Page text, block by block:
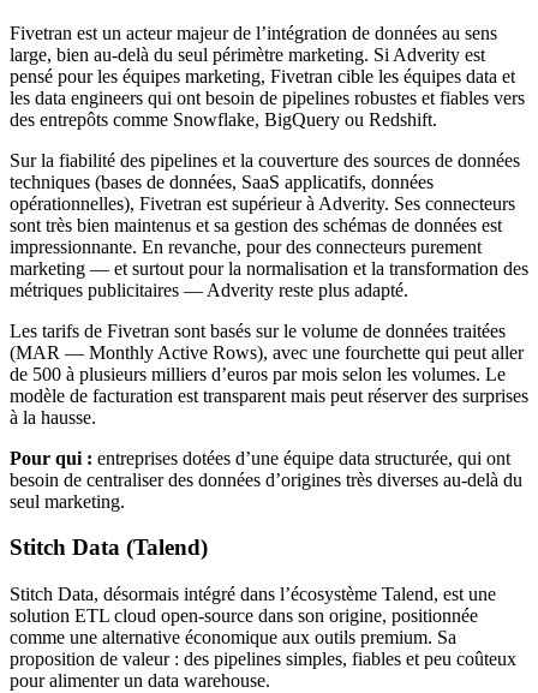
Fivetran est un acteur majeur de l’intégration de données au sens
large, bien au-delà du seul périmètre marketing. Si Adverity est
pensé pour les équipes marketing, Fivetran cible les équipes data et
les data engineers qui ont besoin de pipelines robustes et fiables vers
des entrepôts comme Snowflake, BigQuery ou Redshift.
Sur la fiabilité des pipelines et la couverture des sources de données
techniques (bases de données, SaaS applicatifs, données
opérationnelles), Fivetran est supérieur à Adverity. Ses connecteurs
sont très bien maintenus et sa gestion des schémas de données est
impressionnante. En revanche, pour des connecteurs purement
marketing — et surtout pour la normalisation et la transformation des
métriques publicitaires — Adverity reste plus adapté.
Les tarifs de Fivetran sont basés sur le volume de données traitées
(MAR — Monthly Active Rows), avec une fourchette qui peut aller
de 500 à plusieurs milliers d’euros par mois selon les volumes. Le
modèle de facturation est transparent mais peut réserver des surprises
à la hausse.
Pour qui : entreprises dotées d’une équipe data structurée, qui ont
besoin de centraliser des données d’origines très diverses au-delà du
seul marketing.
Stitch Data (Talend)
Stitch Data, désormais intégré dans l’écosystème Talend, est une
solution ETL cloud open-source dans son origine, positionnée
comme une alternative économique aux outils premium. Sa
proposition de valeur : des pipelines simples, fiables et peu coûteux
pour alimenter un data warehouse.